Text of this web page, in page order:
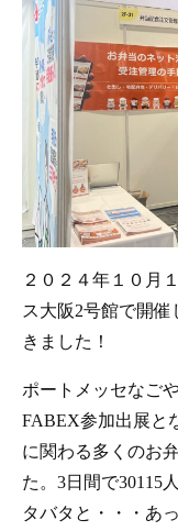
２０２４年１０月
ス大阪2号館で開催
きました！
ポートメッセなご
FABEX参加出展と
に関わる多くのお
た。3日間で30115
タバタと・・・あ